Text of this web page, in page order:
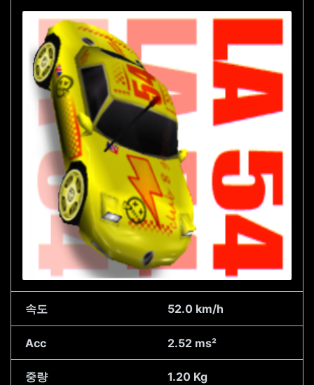
속도 52.0 km/h
Acc 2.52 ms²
중량 1.20 Kg